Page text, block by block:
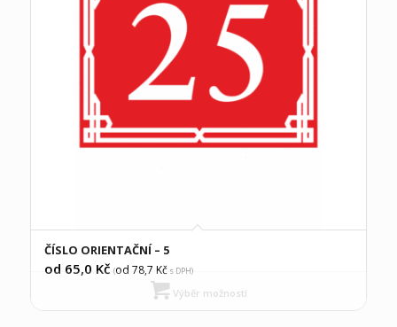
ČÍSLO ORIENTAČNÍ – 5
od 65,0 Kč (od 78,7 Kčs DPH)
Výběr možností